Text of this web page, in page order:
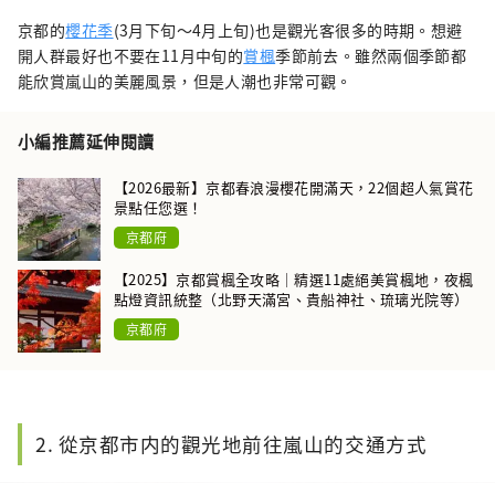
京都的櫻花季(3月下旬〜4月上旬)也是觀光客很多的時期。想避
開人群最好也不要在11月中旬的賞楓季節前去。雖然兩個季節都
能欣賞嵐山的美麗風景，但是人潮也非常可觀。
小編推薦延伸閱讀
【2026最新】京都春浪漫櫻花開滿天，22個超人氣賞花
景點任您選！
京都府
【2025】京都賞楓全攻略｜精選11處絕美賞楓地，夜楓
點燈資訊統整（北野天滿宮、貴船神社、琉璃光院等）
京都府
2. 從京都市内的觀光地前往嵐山的交通方式